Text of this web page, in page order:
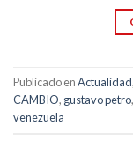
Publicado enActualidad,
CAMBIO, gustavo petro,
venezuela